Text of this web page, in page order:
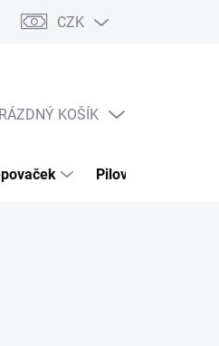
CZK
NÁKUPNÍ
KOŠÍK
Pilové kotouče